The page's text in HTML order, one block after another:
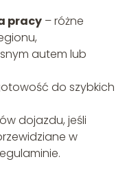
pracy– różne
autem lub
do szybkich
dojazdu, jeśli
w